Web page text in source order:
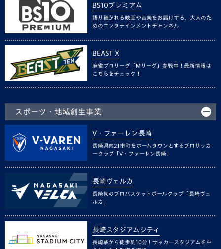
BS10プレミアム
語り継がれる映画や音楽をお届けする、大人のた
めのエンタテインメントチャンネル
BEAST X
麻雀プロリーグ「Mリーグ」参戦中！最新情報は
こちらをチェック！
スポーツ・地域創生事業
V・ファーレン長崎
長崎県内21市町をホームタウンとするプロサッカ
ークラブ「V・ファーレン長崎」
長崎ヴェルカ
長崎初のプロバスケットボールクラブ「長崎ヴェ
ルカ」
長崎スタジアムシティ
長崎駅から徒歩約10分！サッカースタジアムを中